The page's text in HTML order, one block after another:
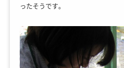
ったそうです。